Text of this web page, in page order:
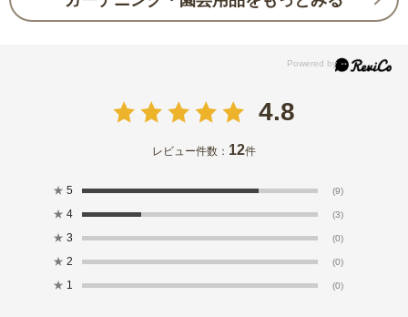
4.8
レビュー件数： 12件
★ 5 (9)
★ 4 (3)
★ 3 (0)
★ 2 (0)
★ 1 (0)